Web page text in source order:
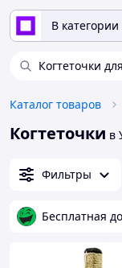
В категории
Когтеточки
Каталог товаров
Когтеточки в
Фильтры
Бесплатная